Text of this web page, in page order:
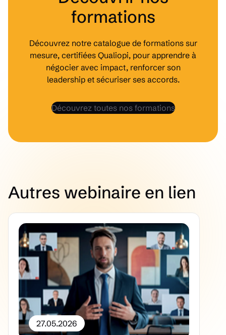
formations
Découvrez notre catalogue de formations sur
mesure, certifiées Qualiopi, pour apprendre à
négocier avec impact, renforcer son
leadership et sécuriser ses accords.
Découvrez toutes nos formations
Autres webinaire en lien
27.05.2026